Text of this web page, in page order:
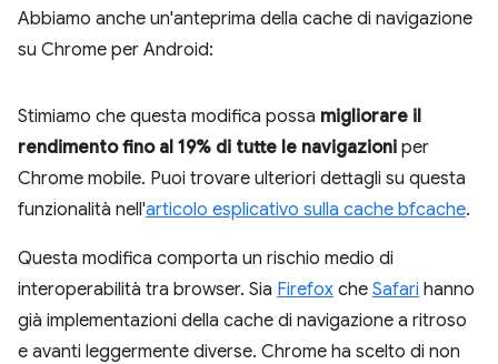
Abbiamo anche un'anteprima della cache di navigazione
su Chrome per Android:
Stimiamo che questa modifica possa migliorare il
rendimento fino al 19% di tutte le navigazioni per
Chrome mobile. Puoi trovare ulteriori dettagli su questa
funzionalità nell'articolo esplicativo sulla cache bfcache.
Questa modifica comporta un rischio medio di
interoperabilità tra browser. Sia Firefox che Safari hanno
già implementazioni della cache di navigazione a ritroso
e avanti leggermente diverse. Chrome ha scelto di non